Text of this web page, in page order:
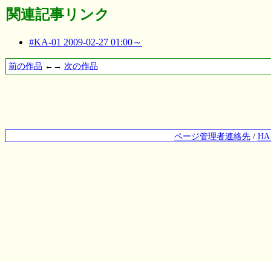
関連記事リンク
#KA-01 2009-02-27 01:00～
前の作品 ←→ 次の作品
ページ管理者連絡先/ HA